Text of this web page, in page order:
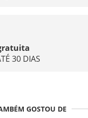
30 DIAS
GOSTOU DE